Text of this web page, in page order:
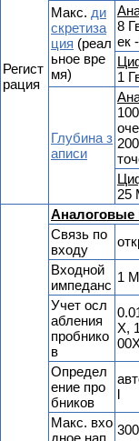
Регист
рация
Макс. ди
скретиза
ция (реал
ьное вре
мя)
8
ек
1
Глубина з
аписи
25
Аналоговые
Связь по
входу
Входной
импеданс
1
Учет осл
абления
пробнико
в
X,
Определ
ение про
бников
l
Макс. вхо